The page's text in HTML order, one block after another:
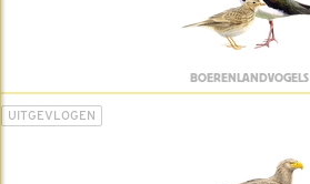
BOERENLANDVOGELS
UITGEVLOGEN